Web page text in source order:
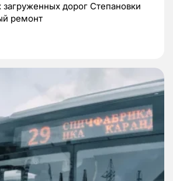
дорог Степановки
ремонт